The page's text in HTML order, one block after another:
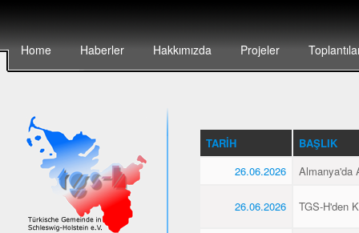
Home Haberler Hakkımızda Projeler
TARIH
BAŞLIK
26.06.2026
Almanya'da
26.06.2026 TGS-H'den